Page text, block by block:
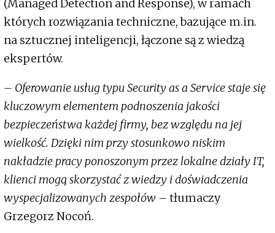
(Managed Detection and Response), w ramach
których rozwiązania techniczne, bazujące m.in.
na sztucznej inteligencji, łączone są z wiedzą
ekspertów.
– Oferowanie usług typu Security as a Service staje się
kluczowym elementem podnoszenia jakości
bezpieczeństwa każdej firmy, bez względu na jej
wielkość. Dzięki nim przy stosunkowo niskim
nakładzie pracy ponoszonym przez lokalne działy IT,
klienci mogą skorzystać z wiedzy i doświadczenia
wyspecjalizowanych zespołów – tłumaczy
Grzegorz Nocoń.